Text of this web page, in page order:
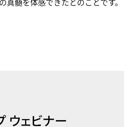
髄を体感できたとのことです。